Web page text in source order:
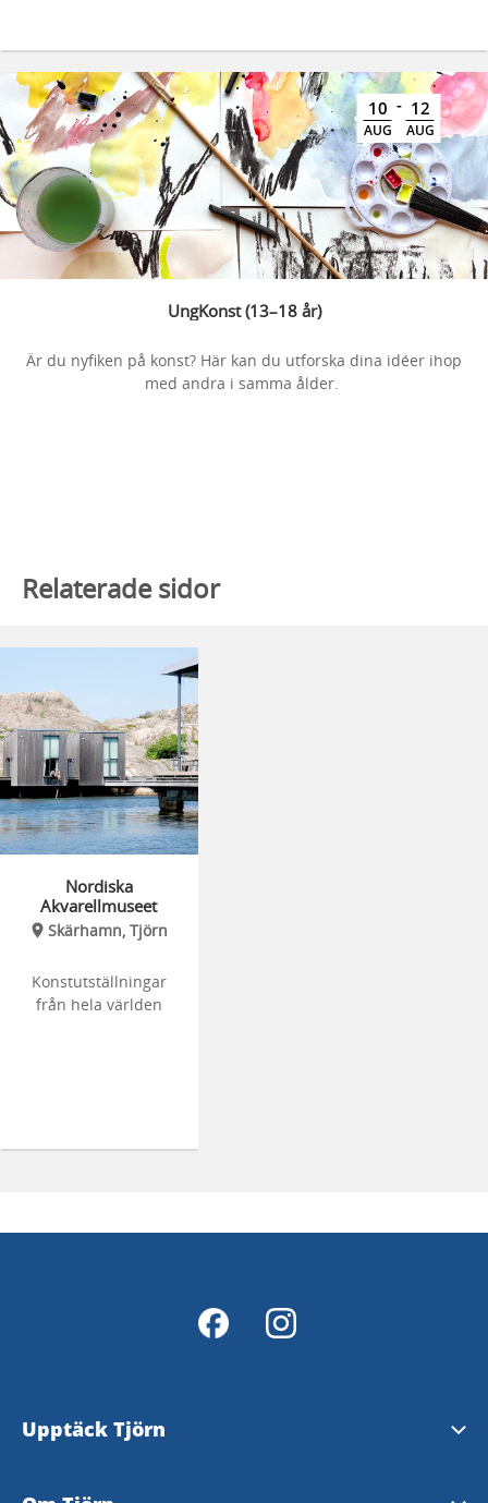
10
AUG
- 12
AUG
UngKonst (13–18 år)
Är du nyfiken på konst? Här kan du utforska dina idéer ihop
med andra i samma ålder.
Relaterade sidor
Nordiska
Akvarellmuseet
Skärhamn, Tjörn
Konstutställningar
från hela världen
Upptäck Tjörn
Se och göra